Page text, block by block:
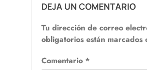
DEJA UN COMENTARIO
Tu dirección de correo
obligatorios están marcados
Comentario *